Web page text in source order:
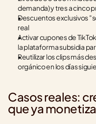
demanda) y tres a cinco
Descuentos exclusivos
real
Activar cupones de
la plataforma subsidia
Reutilizar los clips más
orgánico en los días
Casos reales:
que ya